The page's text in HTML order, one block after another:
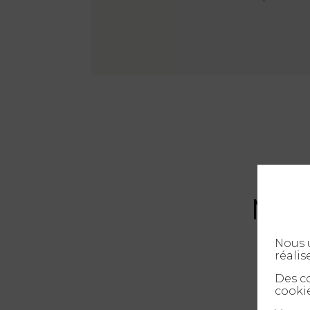
Nous
Des